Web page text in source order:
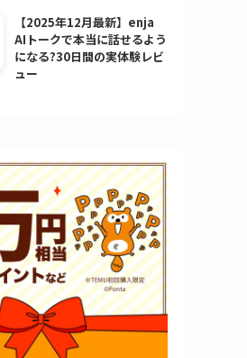
【2025年12月最新】enja
AIトークで本当に話せるよう
になる?30日間の実体験レビ
ュー